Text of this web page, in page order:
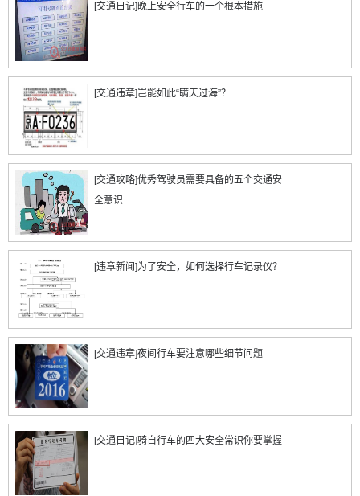
[交通日记]晚上安全行车的一个根本措施
[交通违章]岂能如此“瞒天过海”？
[交通攻略]优秀驾驶员需要具备的五个交通安
全意识
[违章新闻]为了安全，如何选择行车记录仪？
[交通违章]夜间行车要注意哪些细节问题
[交通日记]骑自行车的四大安全常识你要掌握